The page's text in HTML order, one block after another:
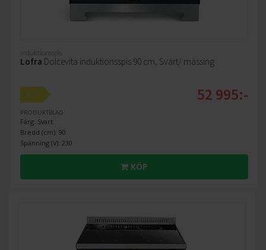
Induktionsspis
Lofra Dolcevita induktionsspis 90 cm, Svart/ mässing
A
PRODUKTBLAD
Färg: Svart
Bredd (cm): 90
Spänning (V): 230
52 995:-
KÖP